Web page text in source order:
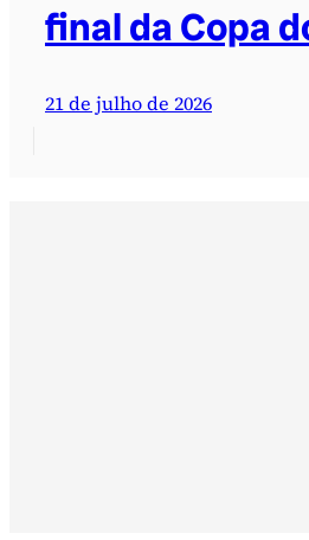
final da Copa
21 de julho de 2026